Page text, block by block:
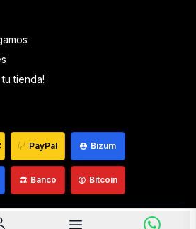
tienda!
PayPal Bizum
Banco Bitcoin
© Que Mantequilla